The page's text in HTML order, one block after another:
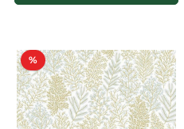
%Rabatt